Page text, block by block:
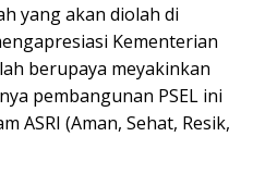
yang akan diolah di
Kementerian
berupaya meyakinkan
pembangunan PSEL ini
ASRI (Aman, Sehat, Resik,